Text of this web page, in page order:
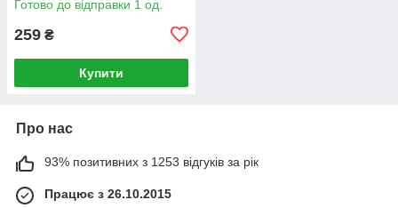
Готово до відправки 1 од.
259 ₴
Купити
Про нас
93% позитивних з 1253 відгуків за рік
Працює з 26.10.2015